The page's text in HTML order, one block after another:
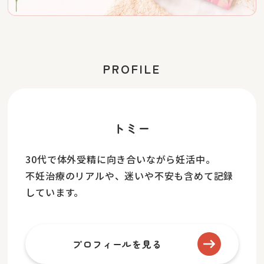
PROFILE
トミー
30代で体外受精に向き合いながら妊活中。
不妊治療のリアルや、迷いや不安も含めて記録
しています。
プロフィールを見る